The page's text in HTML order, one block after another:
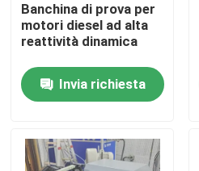
Casa.
Prodotti
Chi Siamo
Banchina di prova per
motori diesel ad alta
reattività dinamica
Invia richiesta